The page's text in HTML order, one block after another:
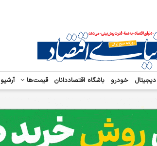
دیجیتال خودرو باشگاه اقتصاددانان قیمت‌ها آرشیو